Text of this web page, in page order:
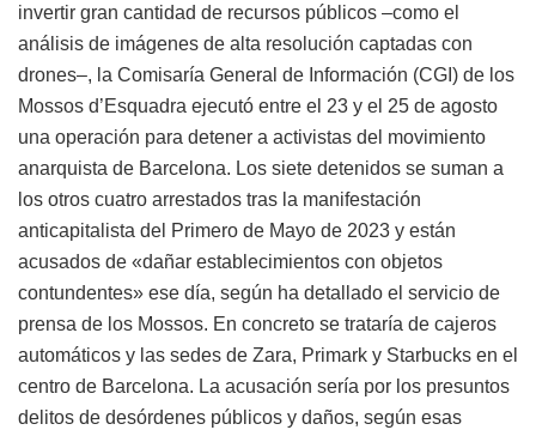
invertir gran cantidad de recursos públicos –como el
análisis de imágenes de alta resolución captadas con
drones–, la Comisaría General de Información (CGI) de los
Mossos d’Esquadra ejecutó entre el 23 y el 25 de agosto
una operación para detener a activistas del movimiento
anarquista de Barcelona. Los siete detenidos se suman a
los otros cuatro arrestados tras la manifestación
anticapitalista del Primero de Mayo de 2023 y están
acusados ​​de «dañar establecimientos con objetos
contundentes» ese día, según ha detallado el servicio de
prensa de los Mossos. En concreto se trataría de cajeros
automáticos y las sedes de Zara, Primark y Starbucks en el
centro de Barcelona. La acusación sería por los presuntos
delitos de desórdenes públicos y daños, según esas